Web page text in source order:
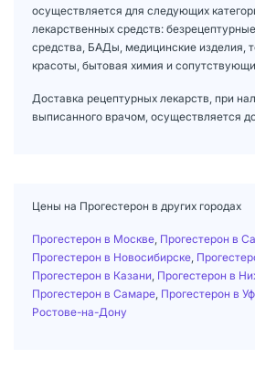
осуществляется для следующих
лекарственных средств:
средства, БАДы, медицинские изделия,
красоты, бытовая химия и
Доставка рецептурных лекарств, при
выписанного врачом, осуществляется
Цены на Прогестерон в других городах
Прогестерон в Москве Прогестерон в
Прогестерон в Новосибирске
Прогестерон в Казани Прогестерон в
Прогестерон в Самаре Прогестерон в
Ростове-на-Дону